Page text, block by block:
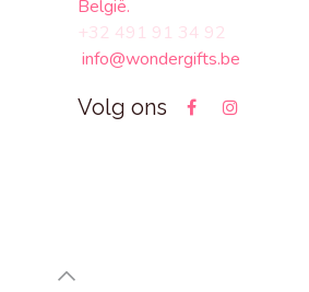
België.
+32 491 91 34 92
info@wondergifts.be
Volg ons